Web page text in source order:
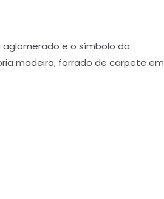
e o símbolo da
madeira, forrado de carpete em